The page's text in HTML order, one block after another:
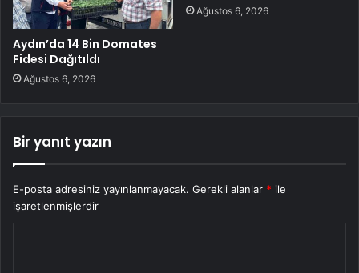
Aydın’da 14 Bin Domates
Fidesi Dağıtıldı
Ağustos 6, 2026
Ağustos 6, 2026
Bir yanıt yazın
E-posta adresiniz yayınlanmayacak. Gerekli alanlar * ile
işaretlenmişlerdir